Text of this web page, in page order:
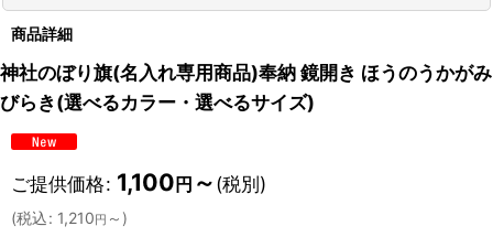
商品詳細
神社のぼり旗(名入れ専用商品)奉納 鏡開き ほうのうかがみ
びらき(選べるカラー・選べるサイズ)
ご提供価格: 1,100 円 ～(税別)
(税込: 1,210 円 ～ )